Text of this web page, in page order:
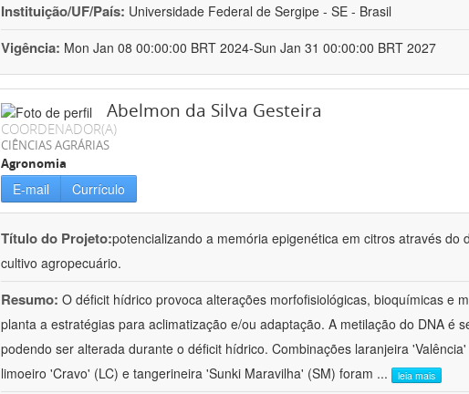
Instituição/UF/País: Universidade Federal de Sergipe - SE - Brasil
Vigência: Mon Jan 08 00:00:00 BRT 2024-Sun Jan 31 00:00:00 BRT 2027
Abelmon da Silva Gesteira
COORDENADOR(A)
CIÊNCIAS AGRÁRIAS
Agronomia
E-mail Currículo
Título do Projeto:potencializando a memória epigenética em citros através do
cultivo agropecuário.
Resumo: O déficit hídrico provoca alterações morfofisiológicas, bioquímicas e
planta a estratégias para aclimatização e/ou adaptação. A metilação do DNA é
podendo ser alterada durante o déficit hídrico. Combinações laranjeira
limoeiro 'Cravo' (LC) e tangerineira 'Sunki Maravilha' (SM) foram ... leia mais